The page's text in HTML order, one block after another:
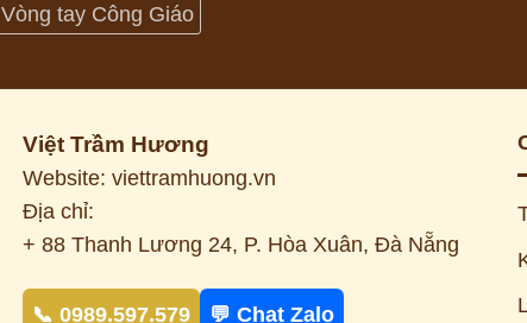
Vòng tay Công Giáo
Việt Trầm Hương
Website: viettramhuong.vn
Địa chỉ:
+ 88 Thanh Lương 24, P. Hòa Xuân, Đà Nẵng
📞 0989.597.579 💬 Chat Zalo